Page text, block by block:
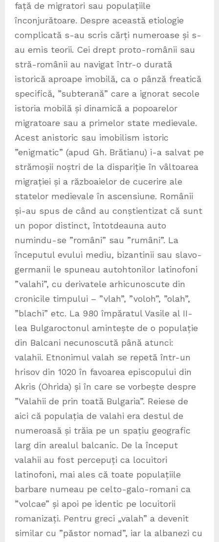
față de migratori sau populațiile
înconjurătoare. Despre această etiologie
complicată s-au scris cărți numeroase și s-
au emis teorii. Cei drept proto-românii sau
stră-românii au navigat într-o durată
istorică aproape imobilă, ca o pânză freatică
specifică, ”subterană” care a ignorat secole
istoria mobilă și dinamică a popoarelor
migratoare sau a primelor state medievale.
Acest anistoric sau imobilism istoric
”enigmatic” (apud Gh. Brătianu) i-a salvat pe
strămoșii noștri de la dispariție în vâltoarea
migrației și a războaielor de cucerire ale
statelor medievale în ascensiune. Românii
și-au spus de când au conștientizat că sunt
un popor distinct, întotdeauna auto
numindu-se ”români” sau ”rumâni”. La
începutul evului mediu, bizantinii sau slavo-
germanii le spuneau autohtonilor latinofoni
”valahi”, cu derivatele arhicunoscute din
cronicile timpului – ”vlah”, ”voloh”, ”olah”,
”blachi” etc. La 980 împăratul Vasile al II-
lea Bulgaroctonul amintește de o populație
din Balcani necunoscută până atunci:
valahii. Etnonimul valah se repetă într-un
hrisov din 1020 în favoarea episcopului din
Akris (Ohrida) și în care se vorbește despre
”Valahii de prin toată Bulgaria”. Reiese de
aici că populația de valahi era destul de
numeroasă și trăia pe un spațiu geografic
larg din arealul balcanic. De la început
valahii au fost percepuți ca locuitori
latinofoni, mai ales că toate populațiile
barbare numeau pe celto-galo-romani ca
”volcae” și apoi pe identic pe locuitorii
romanizați. Pentru greci „valah” a devenit
similar cu ”păstor nomad”, iar la albanezi cu